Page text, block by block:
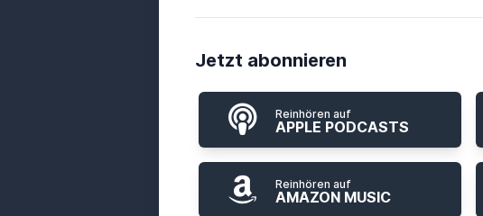
Jetzt abonnieren
Reinhören auf
APPLE PODCASTS
Reinhören auf
AMAZON MUSIC